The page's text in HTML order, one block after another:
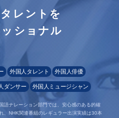
レントを
ショナル
外国人タレント 外国人俳優
ダンサー 外国人ミュージシャン
語ナレーション部門では、安心感のある的確
、NHK関連番組のレギュラー出演実績は30本